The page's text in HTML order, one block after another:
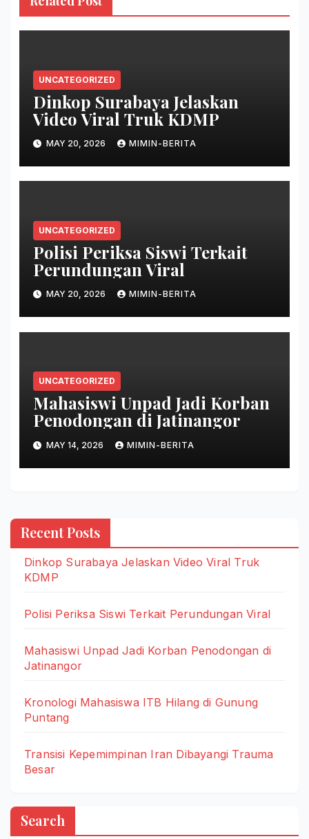
UNCATEGORIZED
Dinkop Surabaya Jelaskan
Video Viral Truk KDMP
MAY 20, 2026 MIMIN-BERITA
UNCATEGORIZED
Polisi Periksa Siswi Terkait
Perundungan Viral
MAY 20, 2026 MIMIN-BERITA
UNCATEGORIZED
Mahasiswi Unpad Jadi Korban
Penodongan di Jatinangor
MAY 14, 2026 MIMIN-BERITA
Recent Posts
Dinkop Surabaya Jelaskan Video Viral Truk
KDMP
Polisi Periksa Siswi Terkait Perundungan Viral
Mahasiswi Unpad Jadi Korban Penodongan di
Jatinangor
Kronologi Mahasiswa ITB Hilang di Gunung
Puntang
Transisi Kepemimpinan Iran Dibayangi Trauma
Besar
Search